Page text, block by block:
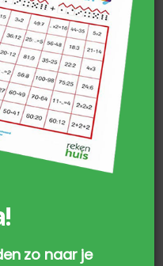
eieren (set
zo naar je